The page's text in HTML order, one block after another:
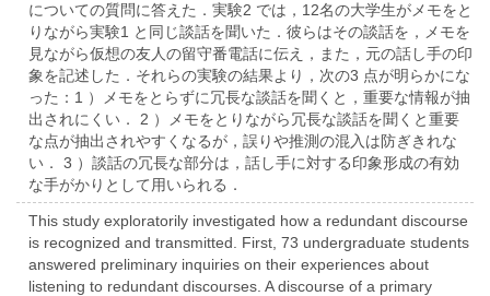
についての質問に答えた．実験2 では，12名の大学生がメモをと
りながら実験1 と同じ談話を聞いた．彼らはその談話を，メモを
見ながら仮想の友人の留守番電話に伝え，また，元の話し手の印
象を記述した．それらの実験の結果より，次の3 点が明らかにな
った：1 ）メモをとらずに冗長な談話を聞くと，重要な情報が抽
出されにくい． 2 ）メモをとりながら冗長な談話を聞くと重要
な点が抽出されやすくなるが，誤りや推測の混入は防ぎきれな
い． 3 ）談話の冗長な部分は，話し手に対する印象形成の有効
な手がかりとして用いられる．
This study exploratorily investigated how a redundant discourse
is recognized and transmitted. First, 73 undergraduate students
answered preliminary inquiries on their experiences about
listening to redundant discourses. A discourse of a primary